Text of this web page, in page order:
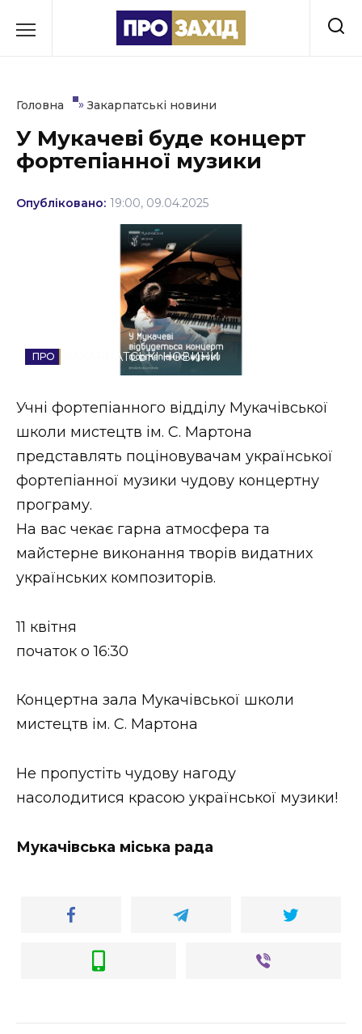
до
Культура
Освіта
Втрачений Ужгород
Втрачений Ужгород (відеоверсія)
ЗАКАРПАТСЬКІ НОВИНИ
ВІДЕО
Головна » Закарпатські новини
У Мукачеві буде концерт
фортепіанної музики
Опубліковано: 19:00, 09.04.2025
ЗАКАРПАТСЬКІ НОВИНИ
Учні фортепіанного відділу Мукачівської
школи мистецтв ім. С. Мартона
представлять поціновувачам української
фортепіанної музики чудову концертну
програму.
На вас чекає гарна атмосфера та
майстерне виконання творів видатних
українських композиторів.
11 квітня
початок о 16:30
Концертна зала Мукачівської школи
мистецтв ім. С. Мартона
Не пропустіть чудову нагоду
насолодитися красою української музики!
Мукачівська міська рада